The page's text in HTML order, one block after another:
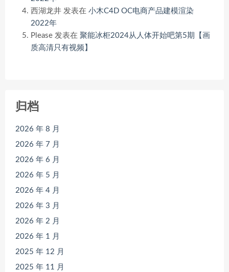
西湖龙井 发表在 小木C4D OC电商产品建模渲染
2022年
Please 发表在 聚能冰柜2024从人体开始吧第5期【画
质高清只有视频】
归档
2026 年 8 月
2026 年 7 月
2026 年 6 月
2026 年 5 月
2026 年 4 月
2026 年 3 月
2026 年 2 月
2026 年 1 月
2025 年 12 月
2025 年 11 月